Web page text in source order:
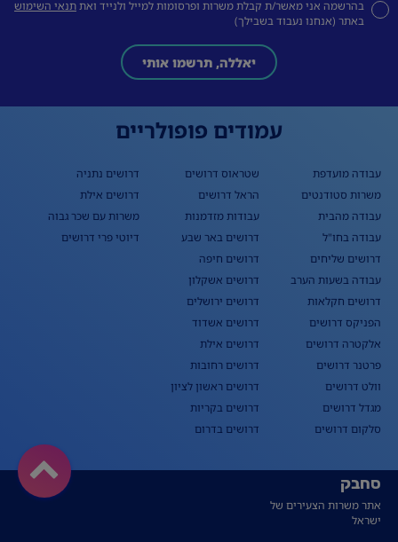
בהרשמה אני מאשר/ת קבלת משרות ופרסומות למייל ולנייד ואתתנאי השימוש
באתר (אנחנו נעבוד בשבילך)
יאללה, תרשמו אותי
עמודים פופולריים
עבודה מועדפת
משרות סטודנטים
עבודה מהבית
עבודה בחו"ל
דרושים שליחים
עבודה בשעות הערב
דרושים חקלאות
הפניקס דרושים
אלקטרה דרושים
פרטנר דרושים
וולט דרושים
מגדל דרושים
סלקום דרושים
שטראוס דרושים
הראל דרושים
עבודות מזדמנות
דרושים באר שבע
דרושים חיפה
דרושים אשקלון
דרושים ירושלים
דרושים אשדוד
דרושים אילת
דרושים רחובות
דרושים ראשון לציון
דרושים בקריות
דרושים בדרום
דרושים נתניה
דרושים אילת
משרות עם שכר גבוה
דיוטי פרי דרושים
סחבק
אתר משרות הצעירים של
ישראל